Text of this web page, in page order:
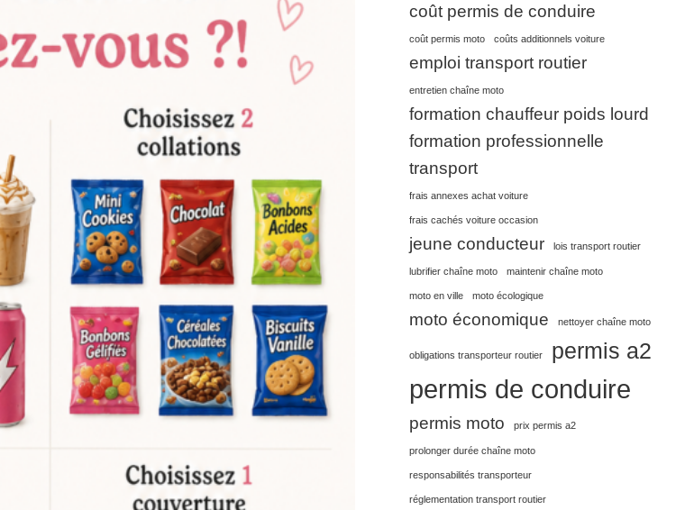
coût permis de conduire
coût permis moto coûts additionnels voiture
emploi transport routier
entretien chaîne moto
formation chauffeur poids lourd
formation professionnelle
transport
frais annexes achat voiture
frais cachés voiture occasion
jeune conducteur lois transport routier
lubrifier chaîne moto maintenir chaîne moto
moto en ville moto écologique
moto économique nettoyer chaîne moto
obligations transporteur routier permis a2
permis de conduire
permis moto prix permis a2
prolonger durée chaîne moto
responsabilités transporteur
réglementation transport routier